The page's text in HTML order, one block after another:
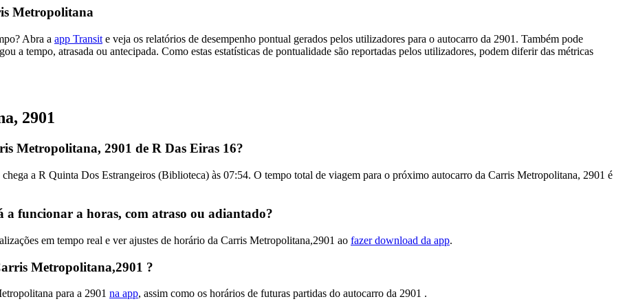
Metropolitana
Abra a app Transit e veja os relatórios de desempenho pontual gerados pelos utilizadores para o autocarro da 2901. Também pode
a tempo, atrasada ou antecipada. Como estas estatísticas de pontualidade são reportadas pelos utilizadores, podem diferir das métricas
2901
Metropolitana, 2901 de R Das Eiras 16?
a R Quinta Dos Estrangeiros (Biblioteca) às 07:54. O tempo total de viagem para o próximo autocarro da Carris Metropolitana, 2901 é
funcionar a horas, com atraso ou adiantado?
em tempo real e ver ajustes de horário da Carris Metropolitana,2901 ao fazer download da app.
Metropolitana,2901 ?
para a 2901 na app, assim como os horários de futuras partidas do autocarro da 2901 .